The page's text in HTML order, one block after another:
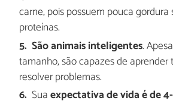
carne, pois possuem pouca gordura
proteínas.
São animais inteligentes.
tamanho, são capazes de
resolver problemas.
Suaexpectativa de vida é de